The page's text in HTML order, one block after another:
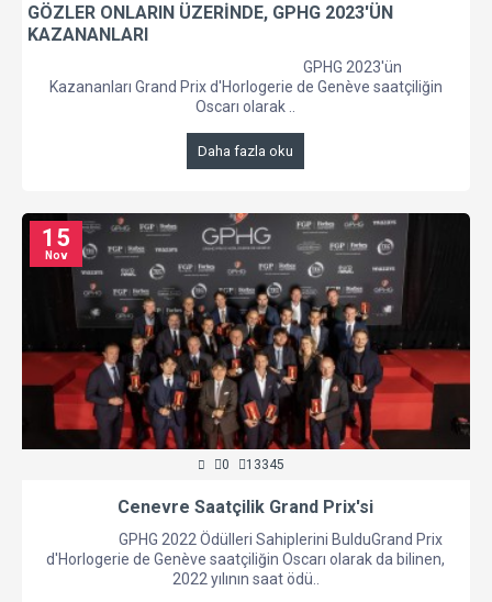
GÖZLER ONLARIN ÜZERİNDE, GPHG 2023'ÜN
KAZANANLARI
GPHG 2023'ün
Kazananları Grand Prix d'Horlogerie de Genève saatçiliğin
Oscarı olarak ..
Daha fazla oku
15
Nov
0 13345
Cenevre Saatçilik Grand Prix'si
GPHG 2022 Ödülleri Sahiplerini BulduGrand Prix
d'Horlogerie de Genève saatçiliğin Oscarı olarak da bilinen,
2022 yılının saat ödü..